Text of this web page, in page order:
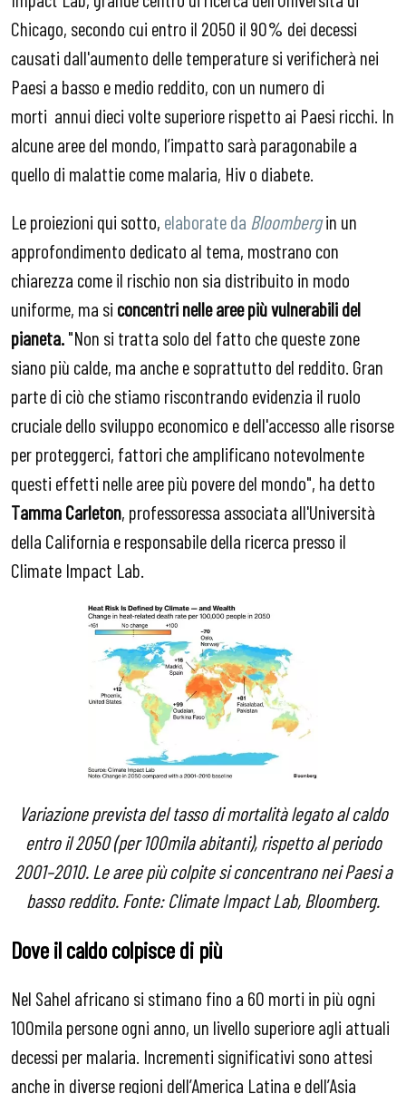
Chicago, secondo cui entro il 2050 il 90% dei decessi
causati dall'aumento delle temperature si verificherà nei
Paesi a basso e medio reddito, con un numero di
morti annui dieci volte superiore rispetto ai Paesi ricchi. In
alcune aree del mondo, l’impatto sarà paragonabile a
quello di malattie come malaria, Hiv o diabete.
Le proiezioni qui sotto, elaborate da Bloombergin un
approfondimento dedicato al tema, mostrano con
chiarezza come il rischio non sia distribuito in modo
uniforme, ma si concentri nelle aree più vulnerabili del
pianeta."Non si tratta solo del fatto che queste zone
siano più calde, ma anche e soprattutto del reddito. Gran
parte di ciò che stiamo riscontrando evidenzia il ruolo
cruciale dello sviluppo economico e dell'accesso alle risorse
per proteggerci, fattori che amplificano notevolmente
questi effetti nelle aree più povere del mondo", ha detto
Tamma Carleton, professoressa associata all'Università
della California e responsabile della ricerca presso il
Climate Impact Lab.
Variazione prevista del tasso di mortalità legato al caldo
entro il 2050 (per 100mila abitanti), rispetto al periodo
2001–2010. Le aree più colpite si concentrano nei Paesi a
basso reddito. Fonte: Climate Impact Lab, Bloomberg.
Dove il caldo colpisce di più
Nel Sahel africano si stimano fino a 60 morti in più ogni
100mila persone ogni anno, un livello superiore agli attuali
decessi per malaria. Incrementi significativi sono attesi
anche in diverse regioni dell’America Latina e dell’Asia